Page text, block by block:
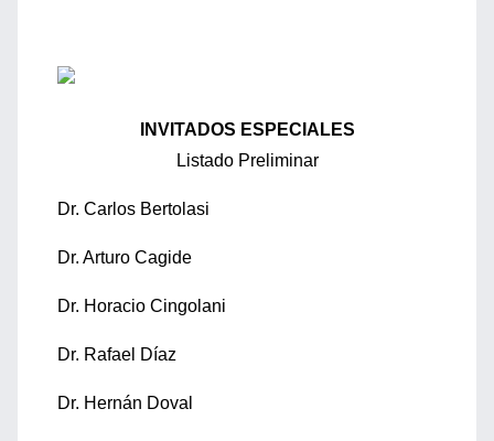
INVITADOS ESPECIALES
Listado Preliminar
Dr. Carlos Bertolasi
Dr. Arturo Cagide
Dr. Horacio Cingolani
Dr. Rafael Díaz
Dr. Hernán Doval